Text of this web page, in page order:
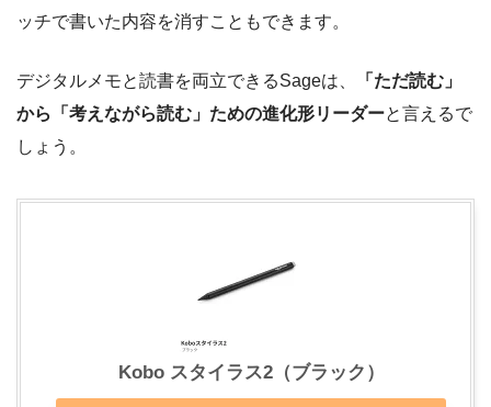
ッチで書いた内容を消すこともできます。
デジタルメモと読書を両立できるSageは、
「ただ読む」
から「考えながら読む」ための進化形リーダーと言えるで
しょう。
Kobo スタイラス2（ブラック）